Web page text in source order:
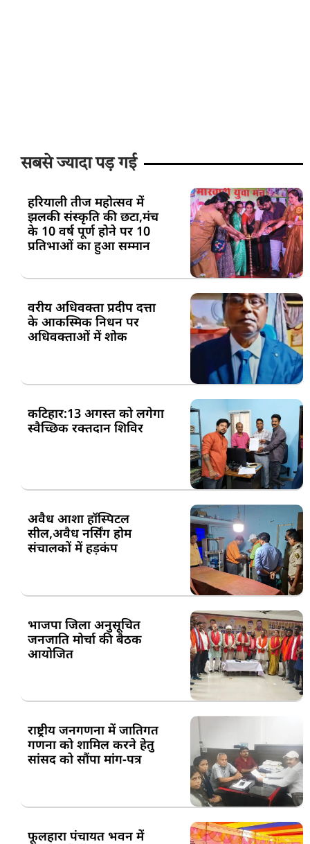
सबसे ज्यादा पड़ गई
हरियाली तीज महोत्सव में
झलकी संस्कृति की छटा,मंच
के 10 वर्ष पूर्ण होने पर 10
प्रतिभाओं का हुआ सम्मान
वरीय अधिवक्ता प्रदीप दत्ता
के आकस्मिक निधन पर
अधिवक्ताओं में शोक
कटिहार:13 अगस्त को लगेगा
स्वैच्छिक रक्तदान शिविर
अवैध आशा हॉस्पिटल
सील,अवैध नर्सिंग होम
संचालकों में हड़कंप
भाजपा जिला अनुसूचित
जनजाति मोर्चा की बैठक
आयोजित
राष्ट्रीय जनगणना में जातिगत
गणना को शामिल करने हेतु
सांसद को सौंपा मांग-पत्र
फूलहारा पंचायत भवन में